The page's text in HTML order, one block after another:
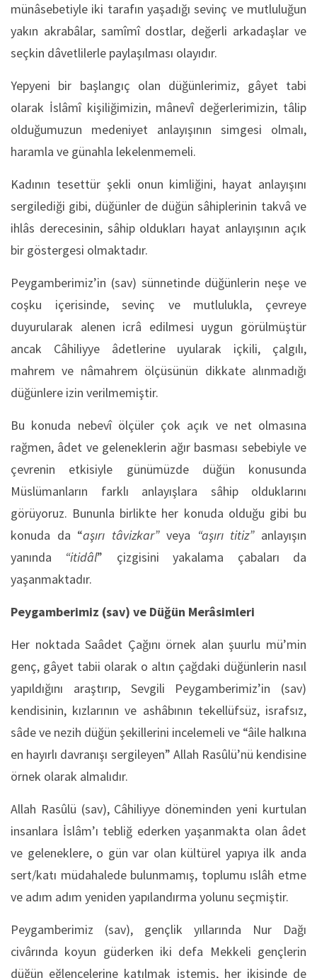
münâsebetiyle iki tarafın yaşadığı sevinç ve mutluluğun
yakın akrabâlar, samîmî dostlar, değerli arkadaşlar ve
seçkin dâvetlilerle paylaşılması olayıdır.
Yepyeni bir başlangıç olan düğünlerimiz, gâyet tabi
olarak İslâmî kişiliğimizin, mânevî değerlerimizin, tâlip
olduğumuzun medeniyet anlayışının simgesi olmalı,
haramla ve günahla lekelenmemeli.
Kadının tesettür şekli onun kimliğini, hayat anlayışını
sergilediği gibi, düğünler de düğün sâhiplerinin takvâ ve
ihlâs derecesinin, sâhip oldukları hayat anlayışının açık
bir göstergesi olmaktadır.
Peygamberimiz’in (sav) sünnetinde düğünlerin neşe ve
coşku içerisinde, sevinç ve mutlulukla, çevreye
duyurularak alenen icrâ edilmesi uygun görülmüştür
ancak Câhiliyye âdetlerine uyularak içkili, çalgılı,
mahrem ve nâmahrem ölçüsünün dikkate alınmadığı
düğünlere izin verilmemiştir.
Bu konuda nebevî ölçüler çok açık ve net olmasına
rağmen, âdet ve geleneklerin ağır basması sebebiyle ve
çevrenin etkisiyle günümüzde düğün konusunda
Müslümanların farklı anlayışlara sâhip olduklarını
görüyoruz. Bununla birlikte her konuda olduğu gibi bu
konuda da “aşırı tâvizkar” veya “aşırı titiz”anlayışın
yanında “itidâl” çizgisini yakalama çabaları da
yaşanmaktadır.
Peygamberimiz (sav) ve Düğün Merâsimleri
Her noktada Saâdet Çağını örnek alan şuurlu mü’min
genç, gâyet tabii olarak o altın çağdaki düğünlerin nasıl
yapıldığını araştırıp, Sevgili Peygamberimiz’in (sav)
kendisinin, kızlarının ve ashâbının tekellüfsüz, israfsız,
sâde ve nezih düğün şekillerini incelemeli ve “âile halkına
en hayırlı davranışı sergileyen” Allah Rasûlü’nü kendisine
örnek olarak almalıdır.
Allah Rasûlü (sav), Câhiliyye döneminden yeni kurtulan
insanlara İslâm’ı tebliğ ederken yaşanmakta olan âdet
ve geleneklere, o gün var olan kültürel yapıya ilk anda
sert/katı müdahalede bulunmamış, toplumu ıslâh etme
ve adım adım yeniden yapılandırma yolunu seçmiştir.
Peygamberimiz (sav), gençlik yıllarında Nur Dağı
civârında koyun güderken iki defa Mekkeli gençlerin
düğün eğlencelerine katılmak istemiş, her ikisinde de